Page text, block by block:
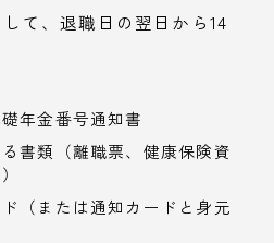
て、退職日の翌日から14
年金番号通知書
書類（離職票、健康保険資
（または通知カードと身元